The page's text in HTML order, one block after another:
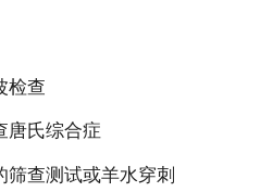
检查
唐氏综合症
查测试或羊水穿刺